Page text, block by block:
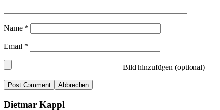
Name *
Email *
Bild hinzufügen (optional)
Abbrechen
Dietmar Kappl